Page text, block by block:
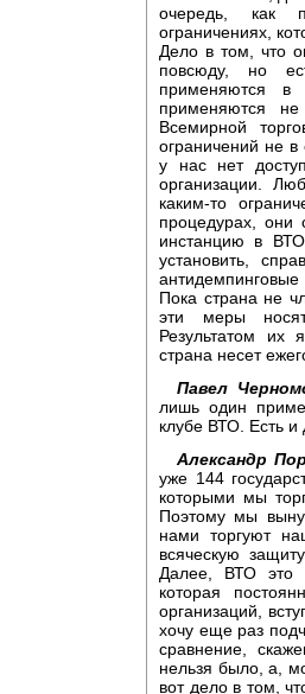
очередь, как
ограничениях,
Дело в том, что
повсюду, но
применяются
применяются
Всемирной
ограничений не в
у нас нет
организации.
каким-то
процедурах,
инстанцию в
установить,
Пока страна не
эти меры носят
Результатом их
страна несет
Павел
лишь один
клубе ВТО. Есть и
Александр
уже 144
которыми мы
Поэтому мы
нами торгуют
всяческую
Далее, ВТО это
которая
организаций,
хочу еще раз
сравнение,
нельзя было, а,
вот дело в том,